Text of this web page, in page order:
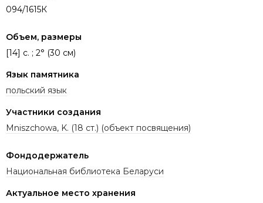
094/1615К
Объем, размеры
[14] c. ; 2° (30 см)
Язык памятника
польский язык
Участники создания
Mniszchowa, K. (18 ст.) (объект посвящения)
Фондодержатель
Национальная библиотека Беларуси
Актуальное место хранения